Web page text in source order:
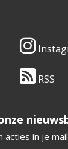
RSS
acties in je mail